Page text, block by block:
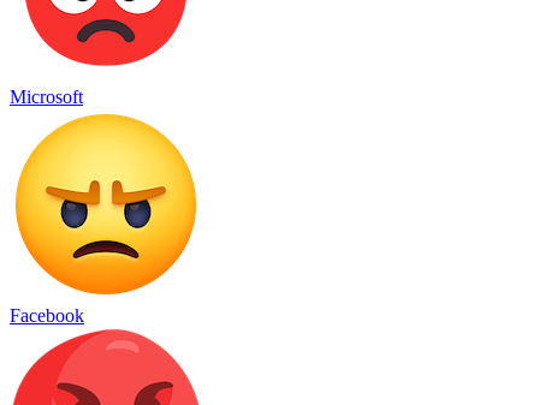
Microsoft
Facebook